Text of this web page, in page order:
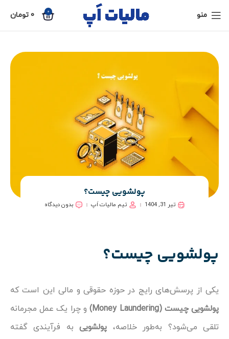
منو 0
0 تومان
پولشویی چیست؟
تیر 31, 1404 تیم مالیات اَپ بدون دیدگاه
پولشویی چیست؟
یکی از پرسش‌های رایج در حوزه حقوقی و مالی این است که
پولشویی چیست (Money Laundering)
و چرا یک عمل مجرمانه
تلقی می‌شود؟ به‌طور خلاصه، پولشوییبه فرآیندی گفته